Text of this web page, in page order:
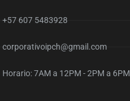
+57 607 5483928
corporativoipch@gmail.com
Horario: 7AM a 12PM - 2PM a 6PM